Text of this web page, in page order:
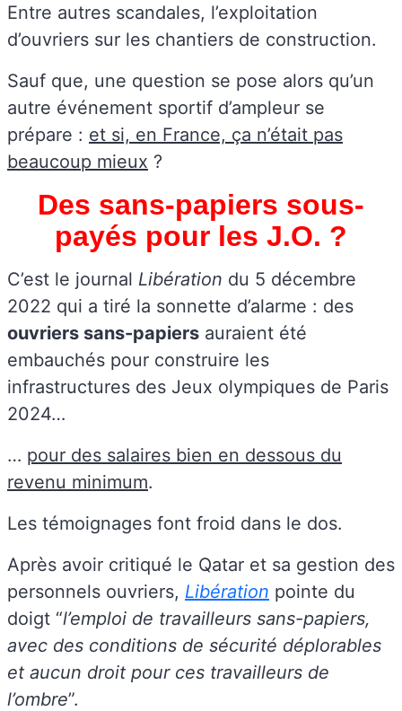
Entre autres scandales, l’exploitation
d’ouvriers sur les chantiers de construction.
Sauf que, une question se pose alors qu’un
autre événement sportif d’ampleur se
prépare : et si, en France, ça n’était pas
beaucoup mieux ?
Des sans-papiers sous-
payés pour les J.O. ?
C’est le journal Libération du 5 décembre
2022 qui a tiré la sonnette d’alarme : des
ouvriers sans-papiers auraient été
embauchés pour construire les
infrastructures des Jeux olympiques de Paris
2024…
… pour des salaires bien en dessous du
revenu minimum.
Les témoignages font froid dans le dos.
Après avoir critiqué le Qatar et sa gestion des
personnels ouvriers, Libération pointe du
doigt “l’emploi de travailleurs sans-papiers,
avec des conditions de sécurité déplorables
et aucun droit pour ces travailleurs de
l’ombre”.